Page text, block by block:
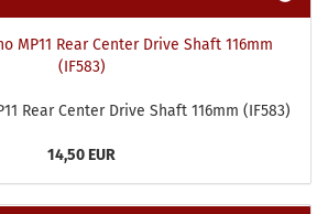
Rear Center Drive Shaft 116mm (IF583)
14,50 EUR